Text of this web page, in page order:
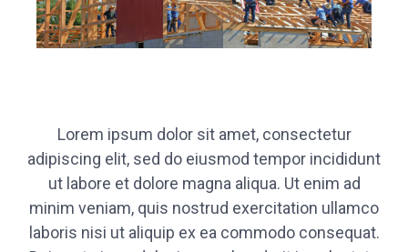
Lorem ipsum dolor sit amet, consectetur
adipiscing elit, sed do eiusmod tempor incididunt
ut labore et dolore magna aliqua. Ut enim ad
minim veniam, quis nostrud exercitation ullamco
laboris nisi ut aliquip ex ea commodo consequat.